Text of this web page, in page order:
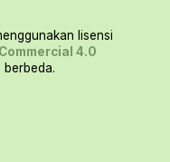
lisensi
4.0
berbeda.